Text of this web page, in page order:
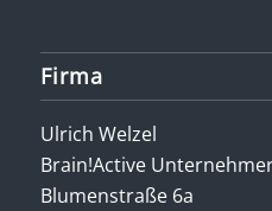
Firma
Ulrich Welzel
Brain!Active
Blumenstraße 6a